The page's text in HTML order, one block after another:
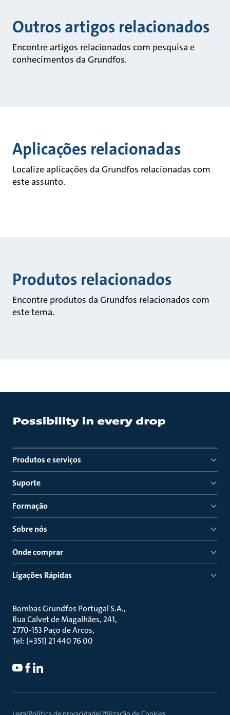
Outros artigos relacionados
Encontre artigos relacionados com pesquisa e
conhecimentos da Grundfos.
Aplicações relacionadas
Localize aplicações da Grundfos relacionadas com
este assunto.
Produtos relacionados
Encontre produtos da Grundfos relacionados com
este tema.
Produtos e serviços
Suporte
Formação
Sobre nós
Onde comprar
Ligações Rápidas
Bombas Grundfos Portugal S.A.
Rua Calvet de Magalhães, 241
2770-153 Paço de Arcos
Tel: (+351) 21 440 76 00